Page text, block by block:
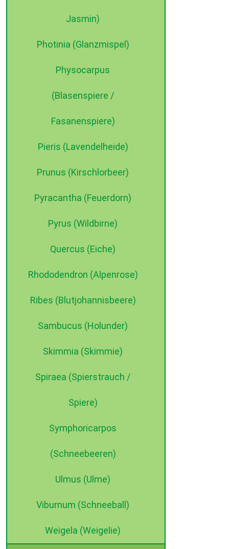
Jasmin)
Photinia (Glanzmispel)
Physocarpus
(Blasenspiere /
Fasanenspiere)
Pieris (Lavendelheide)
Prunus (Kirschlorbeer)
Pyracantha (Feuerdorn)
Pyrus (Wildbirne)
Quercus (Eiche)
Rhododendron (Alpenrose)
Ribes (Blutjohannisbeere)
Sambucus (Holunder)
Skimmia (Skimmie)
Spiraea (Spierstrauch /
Spiere)
Symphoricarpos
(Schneebeeren)
Ulmus (Ulme)
Viburnum (Schneeball)
Weigela (Weigelie)